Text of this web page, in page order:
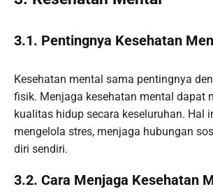
3.1. Pentingnya Kesehatan
Kesehatan mental sama pentingnya
fisik. Menjaga kesehatan mental dapat
kualitas hidup secara keseluruhan. Hal
mengelola stres, menjaga hubungan
diri sendiri.
3.2. Cara Menjaga Kesehatan